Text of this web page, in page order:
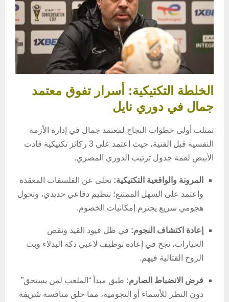
الخلطة التكتيكية: أسرار تفوق معتمد
جمال في دوري نايل
تمثلت أولى خطوات النجاح لمعتمد جمال في إدارة الأزمة
النفسية قبل الفنية، حيث اعتمد على 3 ركائز تكتيكية قادت
الأبيض لقمة جدول ترتيب الدوري المصري.
المرونة والواقعية التكتيكية: تخلى عن الفلسفات المعقدة
واعتمد على السهل الممتنع؛ تنظيم دفاعي حديدي، وتحول
هجومي سريع يحترم إمكانيات الخصوم.
إعادة اكتشاف النجوم: في ظل قيود القيد ونقص
الخيارات، نجح في إعادة توظيف لاعبي دكة البدلاء وبث
الروح القتالية فيهم.
فرض الانضباط الصارم: طبق مبدأ “الملعب لمن يستحق”
دون النظر للأسماء أو النجومية، مما خلق منافسة شريفة